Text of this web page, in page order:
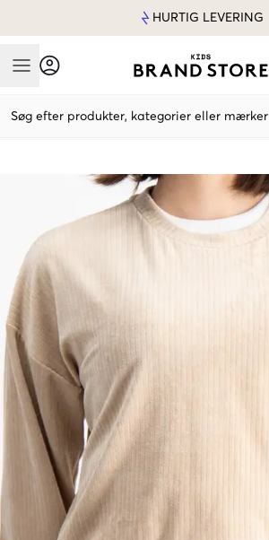
HURTIG LEVERING
Mobile Menu
Søg efter produkter, kategorier eller mærker